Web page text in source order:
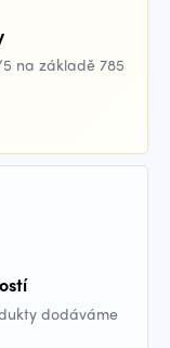
na základě 785
dodáváme